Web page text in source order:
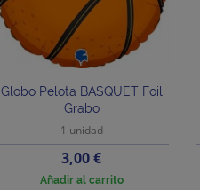
Globo Pelota BASQUET Foil
Grabo
1 unidad
Precio
3,00 €
Añadir al carrito